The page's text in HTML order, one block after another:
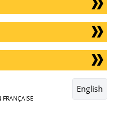
English
FRANÇAISE